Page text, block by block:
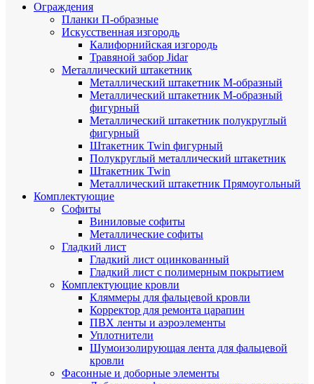
Ограждения
Планки П-образные
Искусственная изгородь
Калифорнийская изгородь
Травяной забор Jidar
Металлический штакетник
Металлический штакетник М-образный
Металлический штакетник М-образный
фигурный
Металлический штакетник полукруглый
фигурный
Штакетник Twin фигурный
Полукруглый металлический штакетник
Штакетник Twin
Металлический штакетник Прямоугольный
Комплектующие
Cофиты
Виниловые софиты
Металлические софиты
Гладкий лист
Гладкий лист оцинкованный
Гладкий лист с полимерным покрытием
Комплектующие кровли
Кляммеры для фальцевой кровли
Корректор для ремонта царапин
ПВХ ленты и аэроэлементы
Уплотнители
Шумоизолирующая лента для фальцевой
кровли
Фасонные и доборные элементы